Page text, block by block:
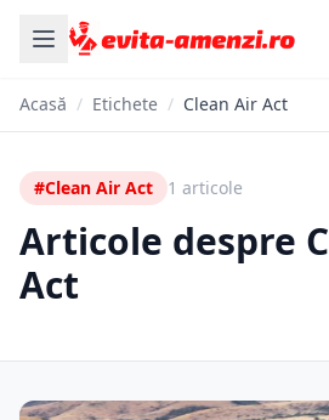
Acasă / Etichete / Clean Air Act
#Clean Air Act 1 articole
Articole despre
Act